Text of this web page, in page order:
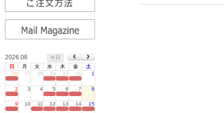
2026.08
今日
日
月 火 水 木 金
土
26
27 28 29 30 31 1
2 3 4 5 6 7 8
9 10 11 12 13 14 15